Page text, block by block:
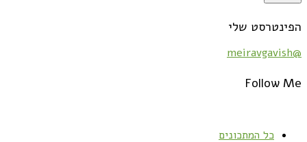
הפינטרסט שלי
@meiravgavish
Follow Me
כל המתכונים